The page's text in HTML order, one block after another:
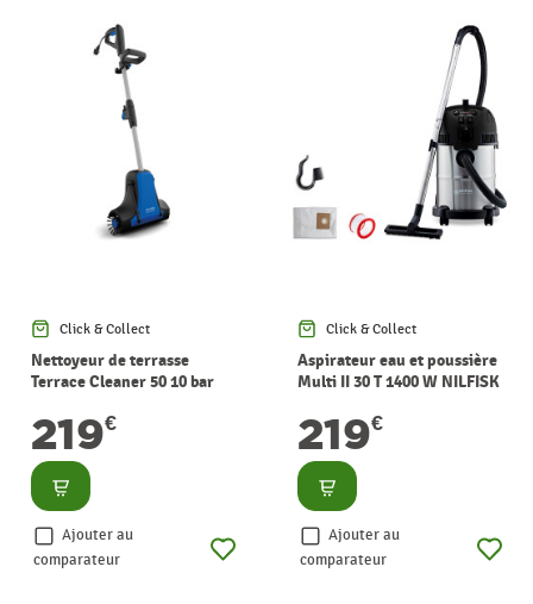
Click & Collect
Nettoyeur de terrasse
Terrace Cleaner 50 10 bar
219€
Consulter
Ajouter au
comparateur
Click & Collect
Aspirateur eau et poussière
Multi II 30 T 1400 W NILFISK
219€
Consulter
Ajouter au
comparateur